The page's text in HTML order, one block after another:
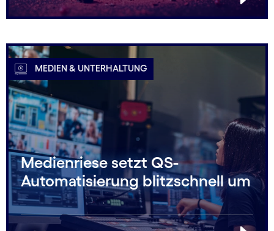
MEDIEN & UNTERHALTUNG
Medienriese setzt QS-
Automatisierung blitzschnell um